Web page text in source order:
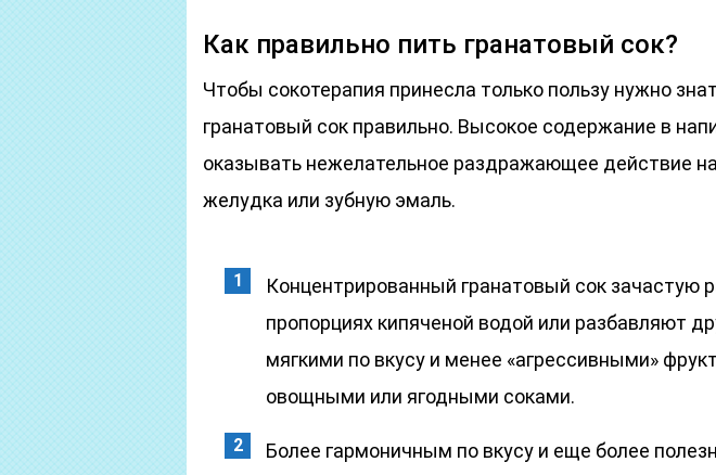
Как правильно пить гранатовый сок?
Чтобы сокотерапия принесла только пользу нужно
гранатовый сок правильно. Высокое содержание в
оказывать нежелательное раздражающее действие
желудка или зубную эмаль.
Концентрированный гранатовый сок зачастую
пропорциях кипяченой водой или разбавляют
мягкими по вкусу и менее «агрессивными»
овощными или ягодными соками.
Более гармоничным по вкусу и еще более